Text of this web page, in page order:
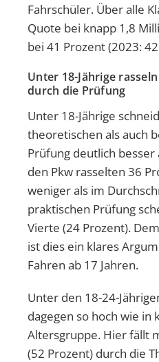
Fahrschüler. Über alle
Quote bei knapp 1,8
bei 41 Prozent (2023:
Unter 18-Jährige
durch die Prüfung
Unter 18-Jährige
theoretischen als auch
Prüfung deutlich
den Pkw rasselten 36
weniger als im
praktischen Prüfung
Vierte (24 Prozent).
ist dies ein klares
Fahren ab 17 Jahren.
Unter den 18-24-
dagegen so hoch wie in
Altersgruppe. Hier fällt
(52 Prozent) durch die